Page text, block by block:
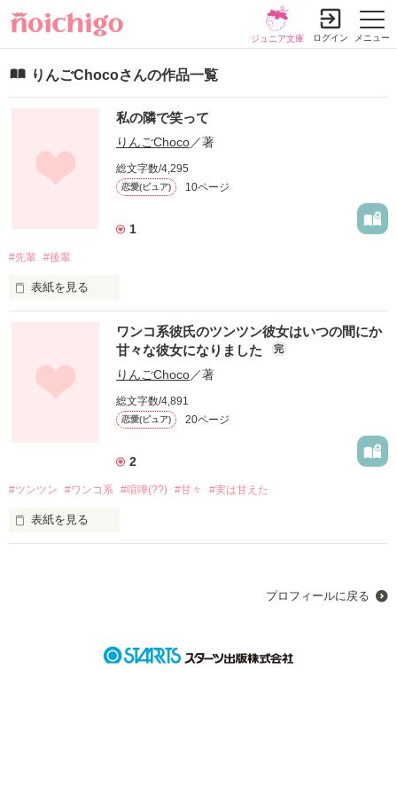
メニュー
ジュニア文庫 ログイン
りんごChocoさんの作品一覧
私の隣で笑って
りんごChoco／著
総文字数/4,295
恋愛(ピュア) 10ページ
1
#先輩 #後輩
表紙を見る
碓氷 凪斗(うすい なぎと)高2
2人の恋のお話。
「碓氷せんぱーい！！おはようございまーす！！今日も好きで
す♡♡付き合ってください♡♡」
「ももねちゃんおはよ～ごめんねむりだぁ～」
「……なんでぇぇえええ」
ワンコ系彼氏のツンツン彼女はいつの間にか
甘々な彼女になりました
完
りんごChoco／著
総文字数/4,891
恋愛(ピュア) 20ページ
2
#ツンツン #ワンコ系 #喧嘩(??) #甘々 #実は甘えた
表紙を見る
プロフィールに戻る